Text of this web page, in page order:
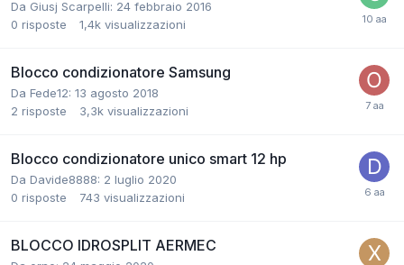
Da Giusj Scarpelli: 24 febbraio 2016
0 risposte 1,4k visualizzazioni
Blocco condizionatore Samsung
Da Fede12: 13 agosto 2018
2 risposte 3,3k visualizzazioni
Blocco condizionatore unico smart 12 hp
Da Davide8888: 2 luglio 2020
0 risposte 743 visualizzazioni
BLOCCO IDROSPLIT AERMEC